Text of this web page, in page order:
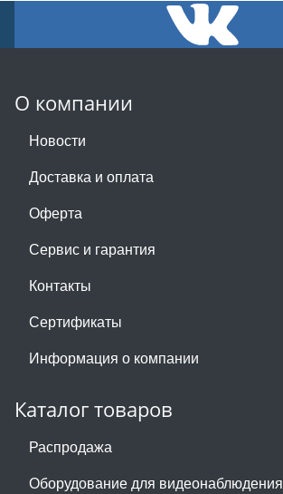
О компании
Новости
Доставка и оплата
Оферта
Сервис и гарантия
Контакты
Сертификаты
Информация о компании
Каталог товаров
Распродажа
Оборудование для видеонаблюдения